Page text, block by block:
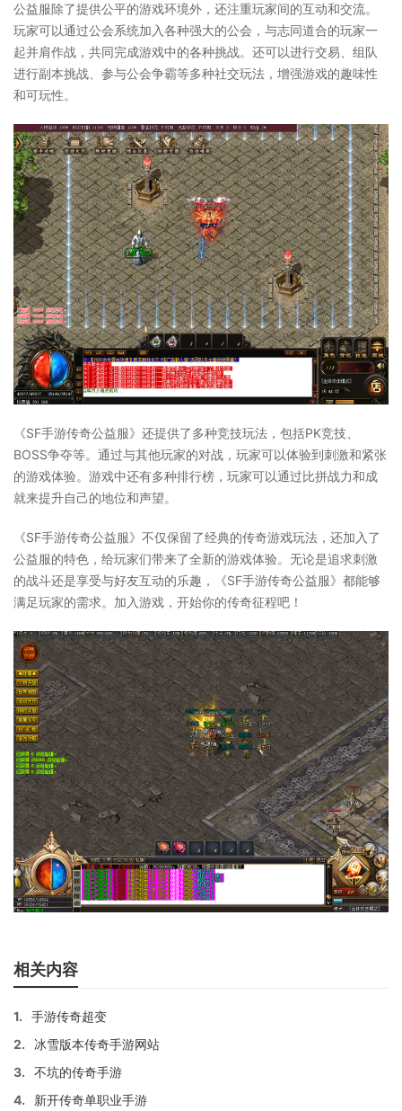
公益服除了提供公平的游戏环境外，还注重玩家间的互动和交流。
玩家可以通过公会系统加入各种强大的公会，与志同道合的玩家一
起并肩作战，共同完成游戏中的各种挑战。还可以进行交易、组队
进行副本挑战、参与公会争霸等多种社交玩法，增强游戏的趣味性
和可玩性。
《SF手游传奇公益服》还提供了多种竞技玩法，包括PK竞技、
BOSS争夺等。通过与其他玩家的对战，玩家可以体验到刺激和紧张
的游戏体验。游戏中还有多种排行榜，玩家可以通过比拼战力和成
就来提升自己的地位和声望。
《SF手游传奇公益服》不仅保留了经典的传奇游戏玩法，还加入了
公益服的特色，给玩家们带来了全新的游戏体验。无论是追求刺激
的战斗还是享受与好友互动的乐趣，《SF手游传奇公益服》都能够
满足玩家的需求。加入游戏，开始你的传奇征程吧！
相关内容
1.
手游传奇超变
2.
冰雪版本传奇手游网站
3.
不坑的传奇手游
4.
新开传奇单职业手游